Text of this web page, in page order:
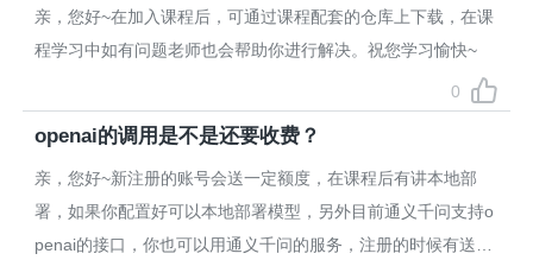
亲，您好~在加入课程后，可通过课程配套的仓库上下载，在课
程学习中如有问题老师也会帮助你进行解决。祝您学习愉快~
0
openai的调用是不是还要收费？
亲，您好~新注册的账号会送一定额度，在课程后有讲本地部
署，如果你配置好可以本地部署模型，另外目前通义千问支持o
penai的接口，你也可以用通义千问的服务，注册的时候有送较